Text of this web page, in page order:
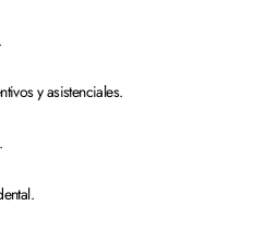
y asistenciales.